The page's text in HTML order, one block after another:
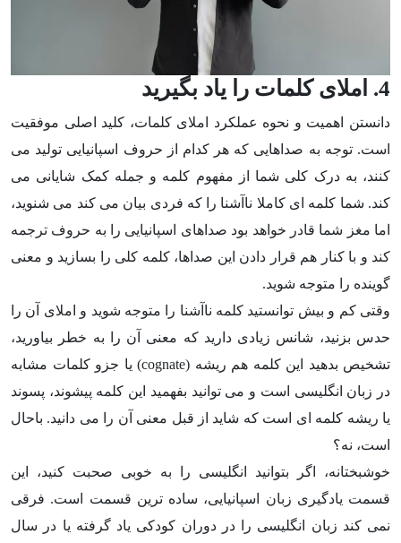
4. املای کلمات را یاد بگیرید
دانستن اهمیت و نحوه عملکرد املای کلمات، کلید اصلی موفقیت
است. توجه به صداهایی که هر کدام از حروف اسپانیایی تولید می
کنند، به درک کلی شما از مفهوم کلمه و جمله کمک شایانی می
کند. شما کلمه ای کاملا ناآشنا را که فردی بیان می کند می شنوید،
اما مغز شما قادر خواهد بود صداهای اسپانیایی را به حروف ترجمه
کند و با کنار هم قرار دادن این صداها، کلمه کلی را بسازید و معنی
گوینده را متوجه شوید.
وقتی کم و بیش توانستید کلمه ناآشنا را متوجه شوید و املای آن را
حدس بزنید، شانس زیادی دارید که معنی آن را به خطر بیاورید،
تشخیص بدهید این کلمه هم ریشه (cognate) یا جزو کلمات مشابه
در زبان انگلیسی است و می توانید بفهمید این کلمه پیشوند، پسوند
یا ریشه کلمه ای است که شاید از قبل معنی آن را می دانید. باحال
است، نه؟
خوشبختانه، اگر بتوانید انگلیسی را به خوبی صحبت کنید، این
قسمت یادگیری زبان اسپانیایی، ساده ترین قسمت است. فرقی
نمی کند زبان انگلیسی را در دوران کودکی یاد گرفته یا در سال